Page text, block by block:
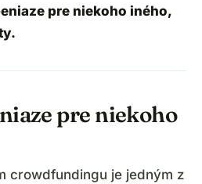
pre niekoho iného,
pre niekoho
crowdfundingu je jedným z